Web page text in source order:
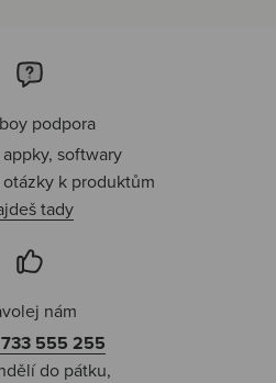
podpora
softwary
k produktům
tady
nám
555 255
do pátku,